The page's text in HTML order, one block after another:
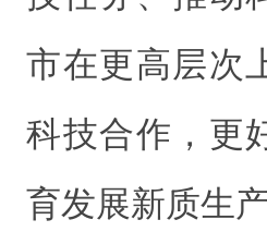
市在更高层次
科技合作，更
育发展新质生